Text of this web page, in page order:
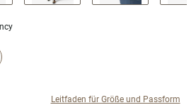
PAGE WITH NEW RESULTS.
Leitfaden für Größe und Passform